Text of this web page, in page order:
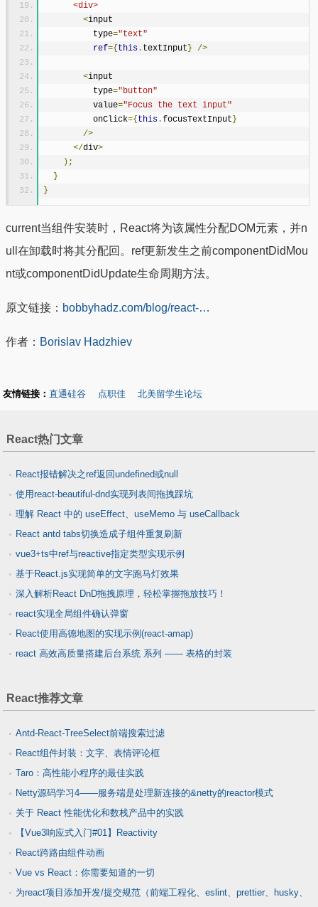
<div>
<input
          type
="text"
ref={ this . textInput } />
<input
          type
="button"
          value
="Focus the text input"
          onClick
={ this.focusTextInput }
/>
</div>
);
}
}
current当组件安装时，React将为该属性分配DOM元素，并n
ull在卸载时将其分配回。ref更新发生之前componentDidMou
nt或componentDidUpdate生命周期方法。
原文链接： bobbyhadz.com/blog/react-…
作者： Borislav Hadzhiev
友情链接： 直通硅谷 点职佳 北美留学生论坛
React热门文章
React报错解决之ref返回undefined或null
使用react-beautiful-dnd实现列表间拖拽踩坑
理解 React 中的 useEffect、useMemo 与 useCallback
React antd tabs切换造成子组件重复刷新
vue3+ts中ref与reactive指定类型实现示例
基于React.js实现简单的文字跑马灯效果
深入解析React DnD拖拽原理，轻松掌握拖放技巧！
react实现全局组件确认弹窗
React使用高德地图的实现示例(react-amap)
react 高效高质量搭建后台系统 系列 —— 表格的封装
React推荐文章
Antd-React-TreeSelect前端搜索过滤
React组件封装：文字、表情评论框
Taro：高性能小程序的最佳实践
Netty源码学习4——服务端是处理新连接的&netty的reactor模式
关于 React 性能优化和数栈产品中的实践
【Vue3响应式入门#01】Reactivity
React跨路由组件动画
Vue vs React：你需要知道的一切
为react项目添加开发/提交规范（前端工程化、eslint、prettier、husky、